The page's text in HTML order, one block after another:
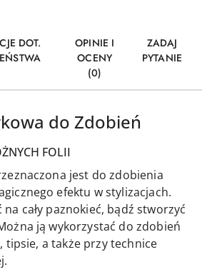
DOT.
OPINIE I
OCENY
(0)
ZADAJ
PYTANIE
do Zdobień
FOLII
jest do zdobienia
efektu w stylizacjach.
na cały paznokieć, bądź stworzyć
ją wykorzystać do zdobień
tipsie, a także przy technice